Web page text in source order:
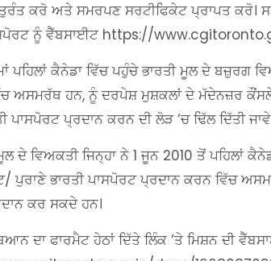
ਕਰੋ ਅਤੇ ਸਮਰਪਣ ਸਰਟੀਫਿਕੇਟ ਪ੍ਰਾਪਤ ਕਰੋ।
ਨੂੰ ਵੈੱਬਸਾਈਟ https://
ਪਹਿਲਾਂ ਕੈਨੇਡਾ ਵਿੱਚ ਪਹੁੰਚੇ ਭਾਰਤੀ ਮੂਲ ਦੇ ਬਜ਼ੁਰਗ
ਅਸਮਰੱਥ ਹਨ, ਨੂੰ ਦਰਪੇਸ਼ ਮੁਸ਼ਕਲਾਂ ਦੇ ਮੱਦੇਨਜ਼ਰ
ਪਾਸਪੋਰਟ ਪ੍ਰਦਾਨ ਕਰਨ ਦੀ ਲੋੜ ‘ਚ ਢਿੱਲ ਦਿੱਤੀ
ਦੇ ਵਿਅਕਤੀ ਜਿਨ੍ਹਾ ਨੇ 1 ਜੂਨ 2010 ਤੋਂ ਪਹਿਲਾਂ
ਪੁਰਾਣੇ ਭਾਰਤੀ ਪਾਸਪੋਰਟ ਪ੍ਰਦਾਨ ਕਰਨ ਵਿੱਚ
ਕਰ ਸਕਦੇ ਹਨ।
ਦਾ ਫਾਰਮੈਟ ਹੇਠਾਂ ਦਿੱਤੇ ਲਿੰਕ ‘ਤੇ ਮਿਸ਼ਨ ਦੀ